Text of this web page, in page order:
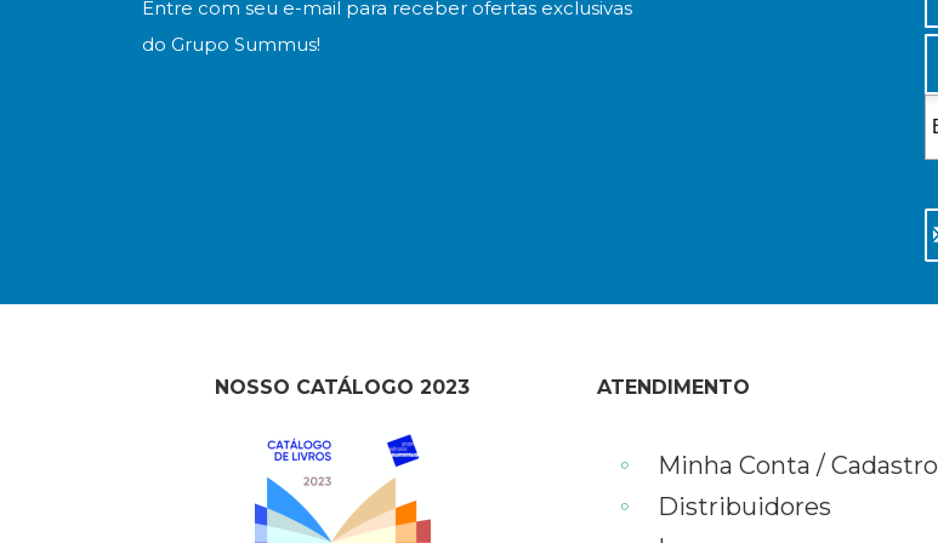
Entre com seu e-mail para receber ofertas exclusivas
do Grupo Summus!
NOSSO CATÁLOGO 2023 ATENDIMENTO
Minha Conta / Cadastro
Distribuidores